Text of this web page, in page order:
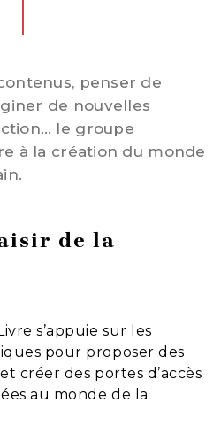
penser de
de nouvelles
le groupe
à la création du monde
de la
s’appuie sur les
pour proposer des
et créer des portes d’accès
au monde de la